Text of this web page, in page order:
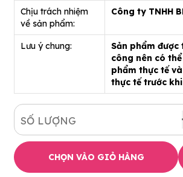
Chịu trách nhiệm
về sản phẩm:
Công ty TNHH
Lưu ý chung:
Sản phẩm
công nên có
phẩm thực tế
thực tế trước
SỐ LƯỢNG
CHỌN VÀO GIỎ HÀNG